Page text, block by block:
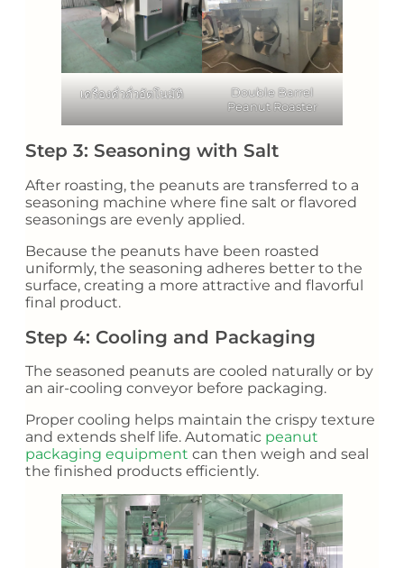
เครื่องคั่วถั่วอัตโนมัติ
Double Barrel
Peanut Roaster
Step 3: Seasoning with Salt
After roasting, the peanuts are transferred to a
seasoning machine where fine salt or flavored
seasonings are evenly applied.
Because the peanuts have been roasted
uniformly, the seasoning adheres better to the
surface, creating a more attractive and flavorful
final product.
Step 4: Cooling and Packaging
The seasoned peanuts are cooled naturally or by
an air-cooling conveyor before packaging.
Proper cooling helps maintain the crispy texture
and extends shelf life. Automatic peanut
packaging equipment can then weigh and seal
the finished products efficiently.